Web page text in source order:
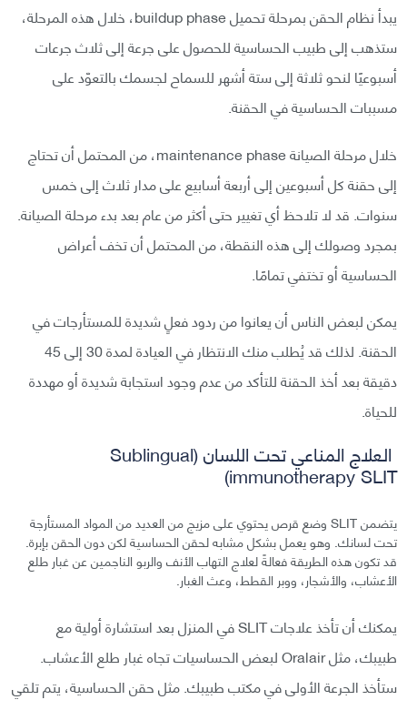
يبدأ نظام الحقن بمرحلة تحميل buildup phase، خلال هذه المرحلة،
ستذهب إلى طبيب الحساسية للحصول على جرعة إلى ثلاث جرعات
أسبوعيًا لنحو ثلاثة إلى ستة أشهر للسماح لجسمك بالتعوّد على
مسببات الحساسية في الحقنة.
خلال مرحلة الصيانة maintenance phase، من المحتمل أن تحتاج
إلى حقنة كل أسبوعين إلى أربعة أسابيع على مدار ثلاث إلى خمس
سنوات. قد لا تلاحظ أي تغيير حتى أكثر من عام بعد بدء مرحلة الصيانة.
بمجرد وصولك إلى هذه النقطة، من المحتمل أن تخف أعراض
الحساسية أو تختفي تمامًا.
يمكن لبعض الناس أن يعانوا من ردود فعلٍ شديدة للمستأرجات في
الحقنة. لذلك قد يُطلب منك الانتظار في العيادة لمدة 30 إلى 45
دقيقة بعد أخذ الحقنة للتأكد من عدم وجود استجابة شديدة أو مهددة
للحياة.
العلاج المناعي تحت اللسان (Sublingual
immunotherapy SLIT)
يتضمن SLIT وضع قرص يحتوي على مزيج من العديد من المواد المستأرجة
تحت لسانك. وهو يعمل بشكل مشابه لحقن الحساسية لكن دون الحقن بإبرة.
قد تكون هذه الطريقة فعالةً لعلاج التهاب الأنف والربو الناجمين عن غبار طلع
الأعشاب، والأشجار، ووبر القطط، وعث الغبار.
يمكنك أن تأخذ علاجات SLIT في المنزل بعد استشارة أولية مع
طبيبك، مثل Oralair لبعض الحساسيات تجاه غبار طلع الأعشاب.
ستأخذ الجرعة الأولى في مكتب طبيبك. مثل حقن الحساسية، يتم تلقي